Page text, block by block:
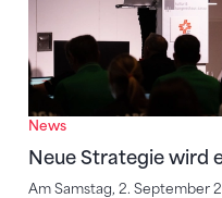
News
Neue Strategie wird
Am Samstag, 2. September